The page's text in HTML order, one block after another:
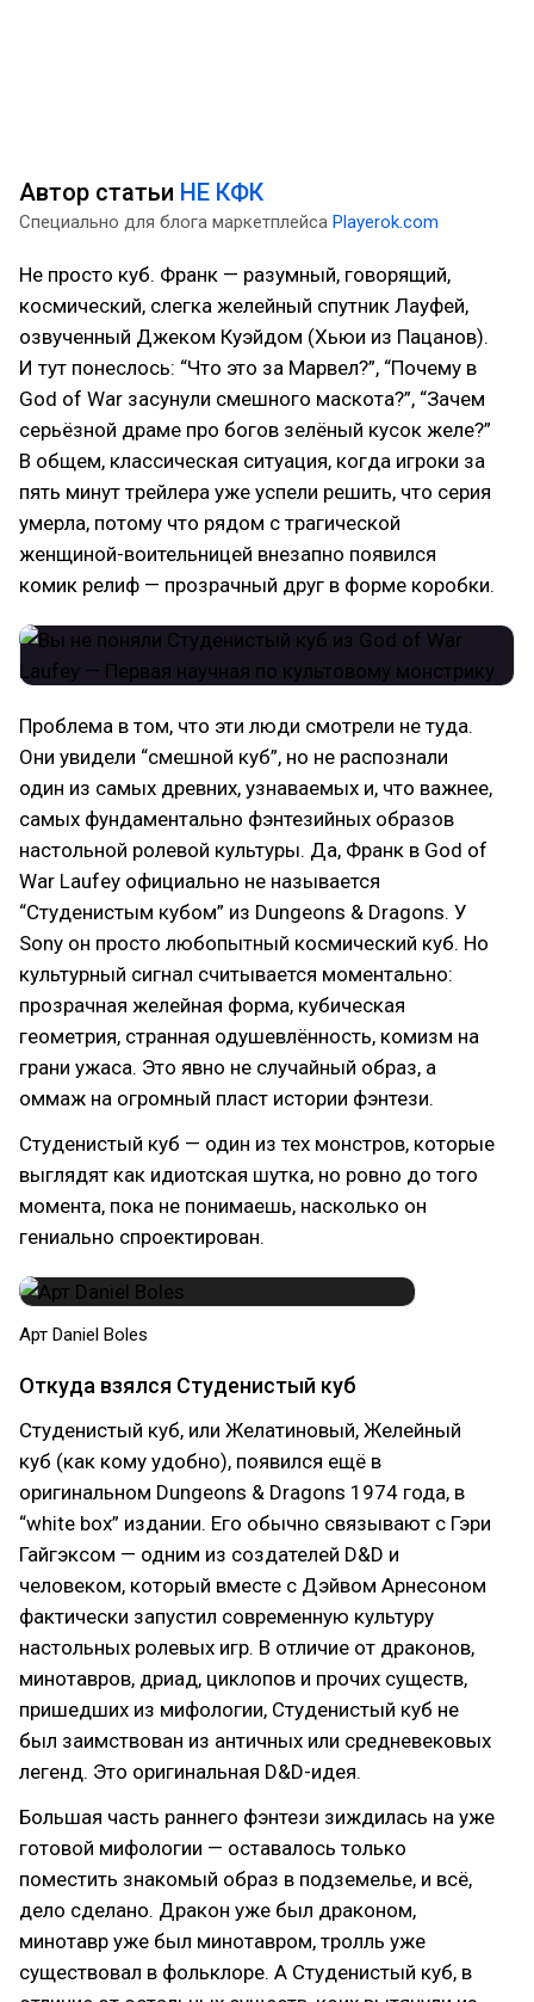
Автор статьи НЕ КФК
Специально для блога маркетплейса Playerok.com
Не просто куб. Франк — разумный, говорящий,
космический, слегка желейный спутник Лауфей,
озвученный Джеком Куэйдом (Хьюи из Пацанов).
И тут понеслось: “Что это за Марвел?”, “Почему в
God of War засунули смешного маскота?”, “Зачем
серьёзной драме про богов зелёный кусок желе?”
В общем, классическая ситуация, когда игроки за
пять минут трейлера уже успели решить, что серия
умерла, потому что рядом с трагической
женщиной-воительницей внезапно появился
комик релиф — прозрачный друг в форме коробки.
Проблема в том, что эти люди смотрели не туда.
Они увидели “смешной куб”, но не распознали
один из самых древних, узнаваемых и, что важнее,
самых фундаментально фэнтезийных образов
настольной ролевой культуры. Да, Франк в God of
War Laufey официально не называется
“Студенистым кубом” из Dungeons & Dragons. У
Sony он просто любопытный космический куб. Но
культурный сигнал считывается моментально:
прозрачная желейная форма, кубическая
геометрия, странная одушевлённость, комизм на
грани ужаса. Это явно не случайный образ, а
оммаж на огромный пласт истории фэнтези.
Студенистый куб — один из тех монстров, которые
выглядят как идиотская шутка, но ровно до того
момента, пока не понимаешь, насколько он
гениально спроектирован.
Арт Daniel Boles
Откуда взялся Студенистый куб
Студенистый куб, или Желатиновый, Желейный
куб (как кому удобно), появился ещё в
оригинальном Dungeons & Dragons 1974 года, в
“white box” издании. Его обычно связывают с Гэри
Гайгэксом — одним из создателей D&D и
человеком, который вместе с Дэйвом Арнесоном
фактически запустил современную культуру
настольных ролевых игр. В отличие от драконов,
минотавров, дриад, циклопов и прочих существ,
пришедших из мифологии, Студенистый куб не
был заимствован из античных или средневековых
легенд. Это оригинальная D&D-идея.
Большая часть раннего фэнтези зиждилась на уже
готовой мифологии — оставалось только
поместить знакомый образ в подземелье, и всё,
дело сделано. Дракон уже был драконом,
минотавр уже был минотавром, тролль уже
существовал в фольклоре. А Студенистый куб, в